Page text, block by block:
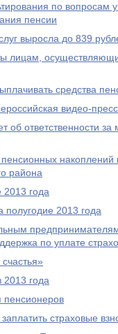
по вопросам
пенсии
выросла до 839
лицам,
средства
видео-
ответственности
накоплений
района
2013 года
полугодие 2013 года
по уплате
года
пенсионеров
страховые